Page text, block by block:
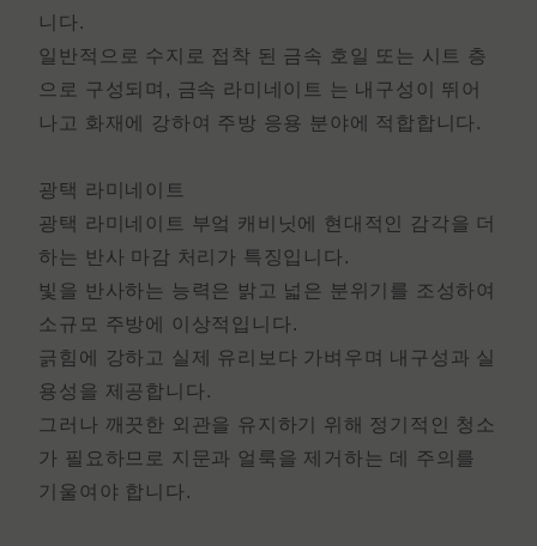
니다.
일반적으로 수지로 접착 된 금속 호일 또는 시트 층
으로 구성되며, 금속 라미네이트 는 내구성이 뛰어
나고 화재에 강하여 주방 응용 분야에 적합합니다.
광택 라미네이트
광택 라미네이트 부엌 캐비닛에 현대적인 감각을 더
하는 반사 마감 처리가 특징입니다.
빛을 반사하는 능력은 밝고 넓은 분위기를 조성하여
소규모 주방에 이상적입니다.
긁힘에 강하고 실제 유리보다 가벼우며 내구성과 실
용성을 제공합니다.
그러나 깨끗한 외관을 유지하기 위해 정기적인 청소
가 필요하므로 지문과 얼룩을 제거하는 데 주의를
기울여야 합니다.